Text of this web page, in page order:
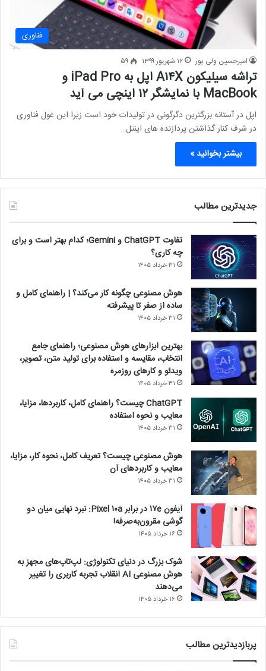
فناوری
امیرحسین ولی پور ۱۲ شهریور ۱۳۹۹ ۵۹
تراشه سیلیکون A۱۴X اپل به iPad Pro و
MacBook با نمایشگر ۱۲ اینچی می آید
اپل در آستانه بزرگترین دگرگونی در تولیدات خود است زیرا این غول فناوری
در شرف کنار گذاشتن پردازنده های اینتل…
بیشتر بخوانید »
جدیدترین مطالب
تفاوت ChatGPT و Gemini؛ کدام بهتر است و برای
چه کاری؟
۳۱ خرداد ۱۴۰۵
هوش مصنوعی چگونه کار می‌کند؟ | راهنمای کامل و
ساده از صفر تا پیشرفته
۳۱ خرداد ۱۴۰۵
بهترین ابزارهای هوش مصنوعی؛ راهنمای جامع
انتخاب، مقایسه و استفاده برای تولید متن، تصویر،
ویدئو و کارهای روزمره
۳۱ خرداد ۱۴۰۵
ChatGPT چیست؟ راهنمای کامل، کاربردها، مزایا،
معایب و نحوه استفاده
۳۱ خرداد ۱۴۰۵
هوش مصنوعی چیست؟ تعریف کامل، نحوه کار، مزایا،
معایب و کاربردهای آن
۳۱ خرداد ۱۴۰۵
آیفون ۱۷e در برابر Pixel ۱۰a: نبرد نهایی میان دو
گوشی مقرون‌به‌صرفه!
۱۶ خرداد ۱۴۰۵
شوک بزرگ در دنیای تکنولوژی: لپ‌تاپ‌های مجهز به
هوش مصنوعی AI انقلاب تجربه کاربری را تغییر
می‌دهند
۱۶ خرداد ۱۴۰۵
پربازدیدترین مطالب